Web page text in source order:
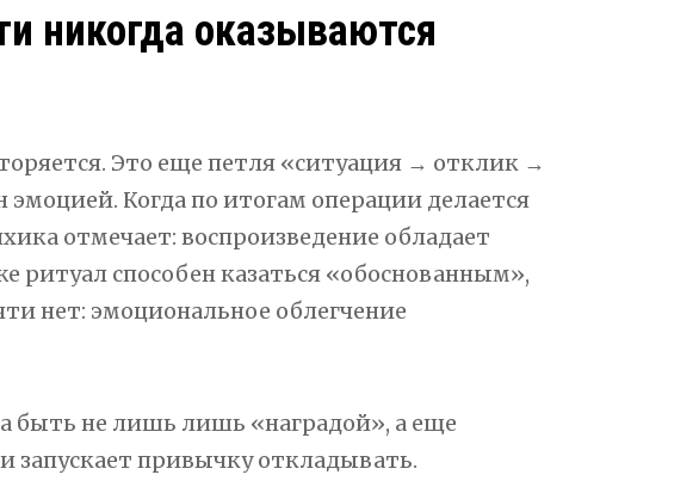
никогда оказываются
Это еще петля «ситуация → отклик →
Когда по итогам операции делается
отмечает: воспроизведение обладает
ритуал способен казаться «обоснованным»,
нет: эмоциональное облегчение
быть не лишь лишь «наградой», а еще
запускает привычку откладывать.